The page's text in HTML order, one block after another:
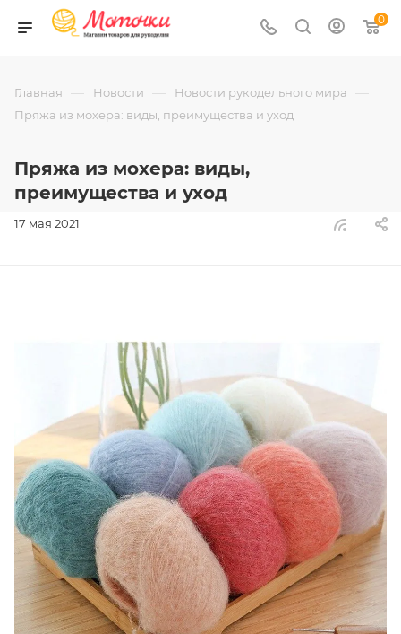
0
Главная — Новости — Новости рукодельного мира —
Пряжа из мохера: виды, преимущества и уход
Пряжа из мохера: виды,
преимущества и уход
17 мая 2021